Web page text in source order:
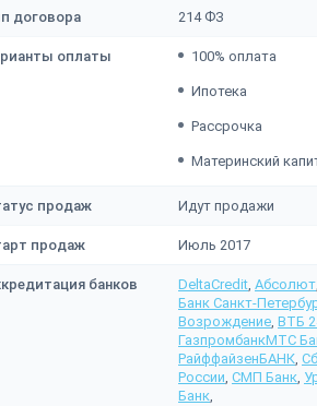
договора 214 ФЗ
оплаты 100% оплата
Ипотека
Рассрочка
Материнский
продаж Идут продажи
продаж Июль 2017
банков DeltaCredit, Абсолют,
Банк Санкт-
Возрождение, ВТБ
ГазпромбанкМТС
РайффайзенБАНК,
России, СМП Банк,
Банк,